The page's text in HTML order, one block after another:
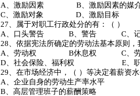
A、激励因素 B、激励因素的媒
C、激励对象 D、激励目标
27、属于对职工行政处分的有：（ ）
A、口头警告 B、警告 C、
28、依据宪法所确定的劳动法基本原则
A、劳动权 B休息权 C、劳
D、社会保险、福利权 E、职
29、在市场经济中，（ ）等决定着薪资
A、企业自身的劳动生产率水平
B、高层管理班子的薪酬策略